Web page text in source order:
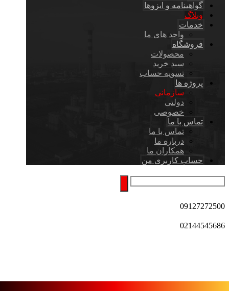
گواهینامه و ایزوها
وبلاگ
خدمات
واحد های ما
فروشگاه
محصولات
سبد خرید
تسویه حساب
پروژه ها
سازمانی
دولتی
خصوصی
تماس با ما
تماس با ما
درباره ما
همکاران ما
حساب کاربری من
09127272500
02144545686